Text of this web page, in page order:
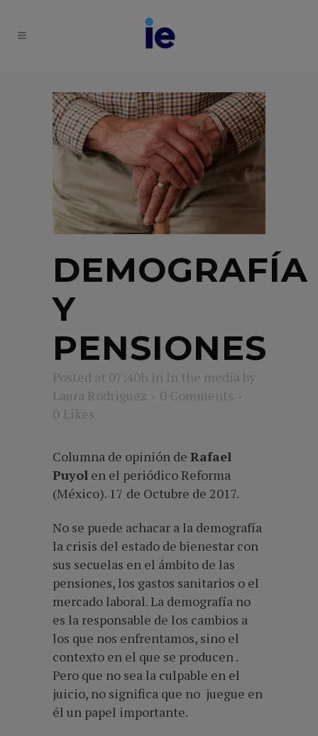
DEMOGRAFÍA
Y
PENSIONES
Posted at 07:40h in In the media by
Laura Rodriguez
0 Comments
0 Likes
Columna de opinión de Rafael
Puyol en el periódico Reforma
(México). 17 de Octubre de 2017.
No se puede achacar a la demografía
la crisis del estado de bienestar con
sus secuelas en el ámbito de las
pensiones, los gastos sanitarios o el
mercado laboral. La demografía no
es la responsable de los cambios a
los que nos enfrentamos, sino el
contexto en el que se producen .
Pero que no sea la culpable en el
juicio, no significa que no juegue en
él un papel importante.